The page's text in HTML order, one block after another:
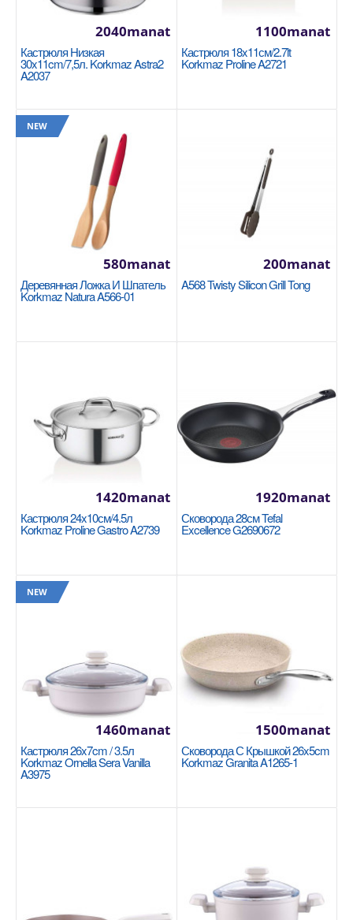
Availability
В Корзину
Добавь в сравнения
KORKMAZ
обеспечивает..
1400manat
Кастрюля 28x8cm / 5л Korkmaz Proline A1173
1880manat
Кастрюля Низкая
30x11cm/7,5л. Korkmaz Astra2
A2037
2040manat
Кастрюля 18x11см/2.7lt
Korkmaz Proline A2721
1100manat
NEW
Деревянная Ложка И Шпатель
Korkmaz Natura A566-01
580manat
A568 Twisty Silicon Grill Tong
200manat
Кастрюля 24x10см/4.5л
Korkmaz Proline Gastro A2739
1420manat
Сковорода 28см Tefal
Excellence G2690672
1920manat
NEW
Кастрюля 26x7cm / 3.5л
Korkmaz Ornella Sera Vanilla
A3975
1460manat
Сковорода С Крышкой 26x5cm
Korkmaz Granita A1265-1
1500manat